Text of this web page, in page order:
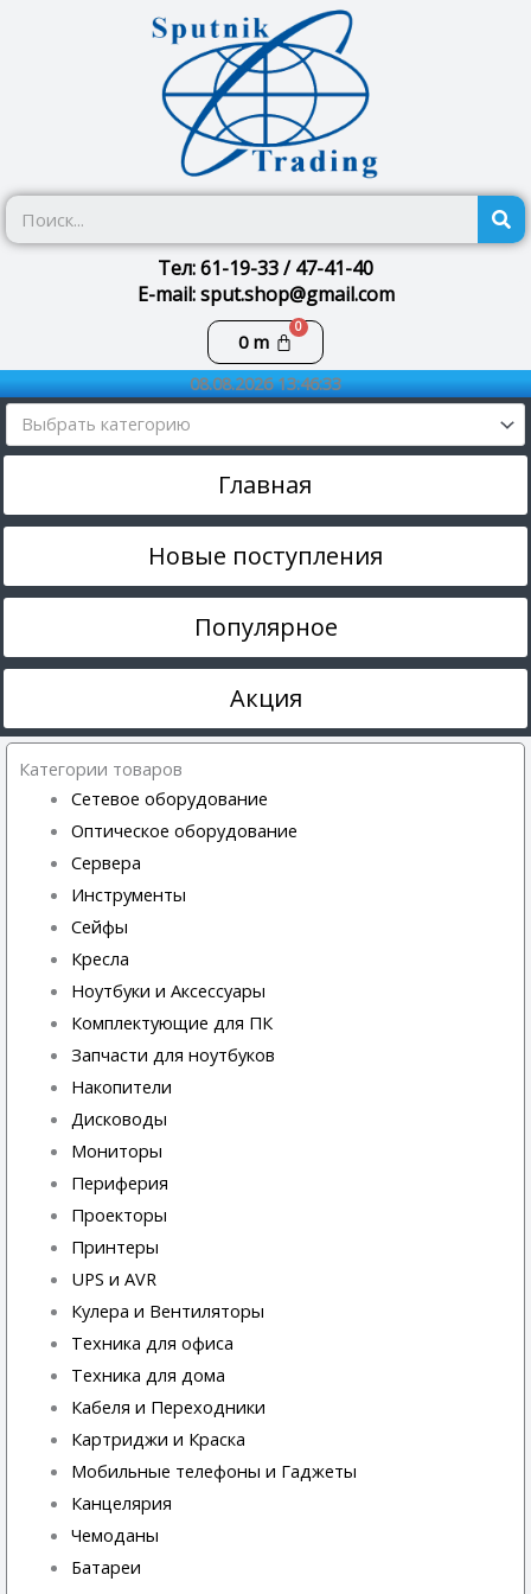
Тел: 61-19-33 / 47-41-40
E-mail: sput.shop@gmail.com
0m
Корзина
08.08.2026 13:46:33
Выбрать категорию
Главная
Новые поступления
Популярное
Акция
Категории товаров
Сетевое оборудование
Оптическое оборудование
Сервера
Инструменты
Сейфы
Кресла
Ноутбуки и Аксессуары
Комплектующие для ПК
Запчасти для ноутбуков
Накопители
Дисководы
Мониторы
Периферия
Проекторы
Принтеры
UPS и AVR
Кулера и Вентиляторы
Техника для офиса
Техника для дома
Кабеля и Переходники
Картриджи и Краска
Мобильные телефоны и Гаджеты
Канцелярия
Чемоданы
Батареи